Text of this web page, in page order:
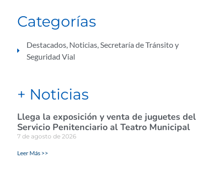
Categorías
Destacados Noticias Secretaría de Tránsito y
Seguridad Vial
+ Noticias
Llega la exposición y venta de juguetes del
Servicio Penitenciario al Teatro Municipal
7 de agosto de 2026
Leer Más >>